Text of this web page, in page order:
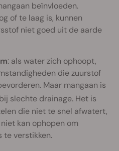
beïnvloeden.
of te laag is, kunnen
niet goed uit de aarde
: als water zich ophoopt,
die zuurstof
Maar mangaan is
bij slechte drainage. Het is
die niet te snel afwatert,
kan ophopen om
te verstikken.